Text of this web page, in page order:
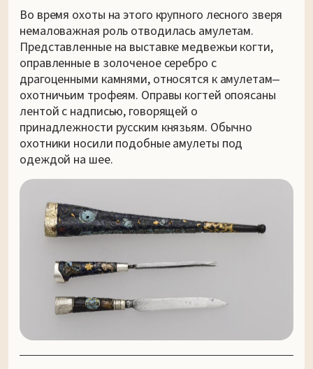
Во время охоты на этого крупного лесного зверя
немаловажная роль отводилась амулетам.
Представленные на выставке медвежьи когти,
оправленные в золоченое серебро с
драгоценными камнями, относятся к амулетам‒
охотничьим трофеям. Оправы когтей опоясаны
лентой с надписью, говорящей о
принадлежности русским князьям. Обычно
охотники носили подобные амулеты под
одеждой на шее.